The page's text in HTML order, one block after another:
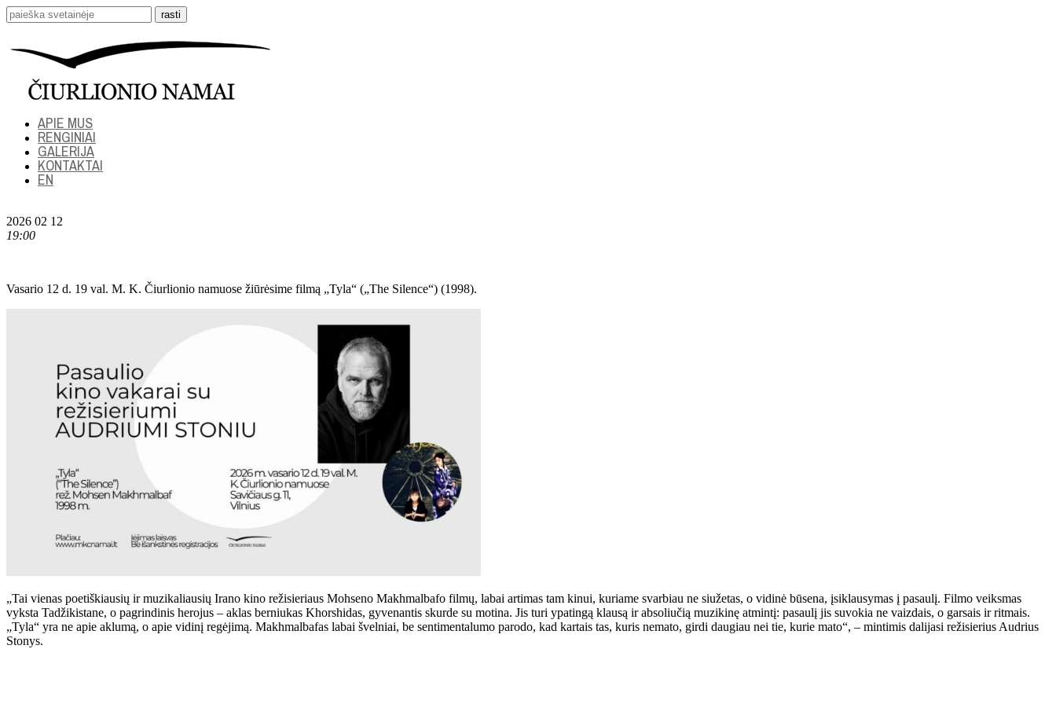
APIE MUS
RENGINIAI
GALERIJA
KONTAKTAI
EN
2026 02 12
19:00
Vasario 12 d. 19 val. M. K. Čiurlionio namuose žiūrėsime filmą „Tyla“ („The Silence“) (1998).
„Tai vienas poetiškiausių ir muzikaliausių Irano kino režisieriaus Mohseno Makhmalbafo filmų, labai artimas tam kinui, kuriame svarbiau ne siužetas, o vidinė būsena, įsiklausymas į pasaulį. Filmo veiksmas
vyksta Tadžikistane, o pagrindinis herojus – aklas berniukas Khorshidas, gyvenantis skurde su motina. Jis turi ypatingą klausą ir absoliučią muzikinę atmintį: pasaulį jis suvokia ne vaizdais, o garsais ir ritmais.
„Tyla“ yra ne apie aklumą, o apie vidinį regėjimą. Makhmalbafas labai švelniai, be sentimentalumo parodo, kad kartais tas, kuris nemato, girdi daugiau nei tie, kurie mato“, – mintimis dalijasi režisierius Audrius
Stonys.